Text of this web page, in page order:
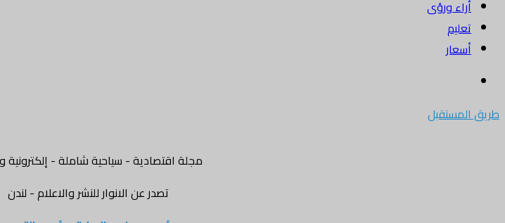
أراء ورؤى
تعليم
أسعار
طريق المستقبل
مجلة اقتصادية - سياحية شاملة - إلكترونية
تصدر عن الانوار للنشر والاعلام - لندن